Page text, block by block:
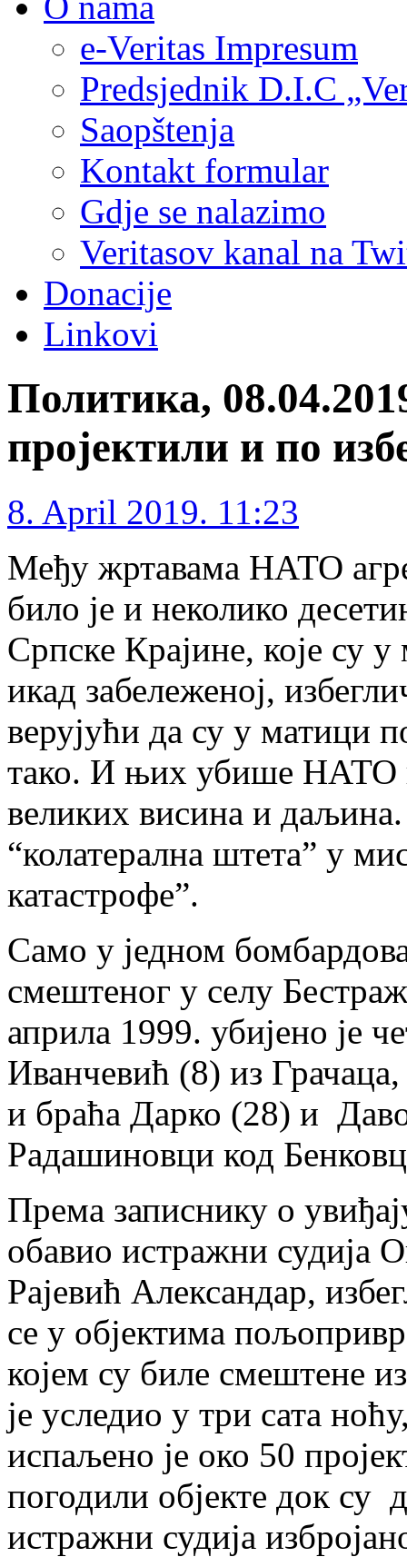
e-Veritas Impresum
Predsjednik D.I.C
Saopštenja
Kontakt formular
Gdje se nalazimo
Veritasov kanal na
Donacije
Linkovi
Политика,
пројектили и по
8. April 2019. 11:23
Међу жртавама НАТО
било је и неколико
Српске Крајине, које су
икад забележеној,
верујући да су у матици
тако. И њих убише НАТО
великих висина и
“колатерална штета” у
катастрофе”.
Само у једном
смештеног у селу
априла 1999. убијено је
Иванчевић (8) из
и браћа Дарко (28) и
Радашиновци код
Према записнику о
обавио истражни судија
Рајевић Александар,
се у објектима
којем су биле смештене
је уследио у три сата
испаљено је око 50
погодили објекте док су
истражни судија